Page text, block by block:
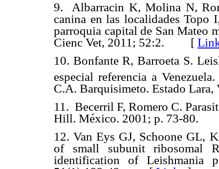
9.
Albarracin K, Molina N,
canina en las localidades Topo
parroquia capital de San Mateo
Cienc Vet, 2011; 52:2. [
10. Bonfante R, Barroeta S.
especial referencia a
C.A. Barquisimeto. Estado Lara,
11. Becerril F, Romero C.
Hill. México. 2001; p. 73-
12. Van Eys GJ, Schoone GL,
of small subunit ribosomal
identification of Leishmania